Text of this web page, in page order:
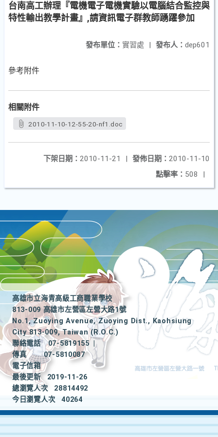
台南高工辦理『電機電子電機實驗以電腦結合監控與
特性輸出教學計畫』,請資訊電子群教師踴躍參加
發布人： dep601
發布單位： 實習處 |
參考附件
相關附件
2010-11-10-12-55-20-nf1.doc
發佈日期： 2010-11-10
下架日期： 2010-11-21
|
點擊率： 508 |
高雄市立海青高級工商職業學校
813-009 高雄市左營區左營大路1號
No.1, Zuoying Avenue, Zuoying Dist., Kaohsiung
City 813-009, Taiwan (R.O.C.)
聯絡電話
07-5819155
|
傳真
07-5810087
電子信箱
最後更新
2019-11-26
總瀏覽人次
28814492
今日瀏覽人次
40264